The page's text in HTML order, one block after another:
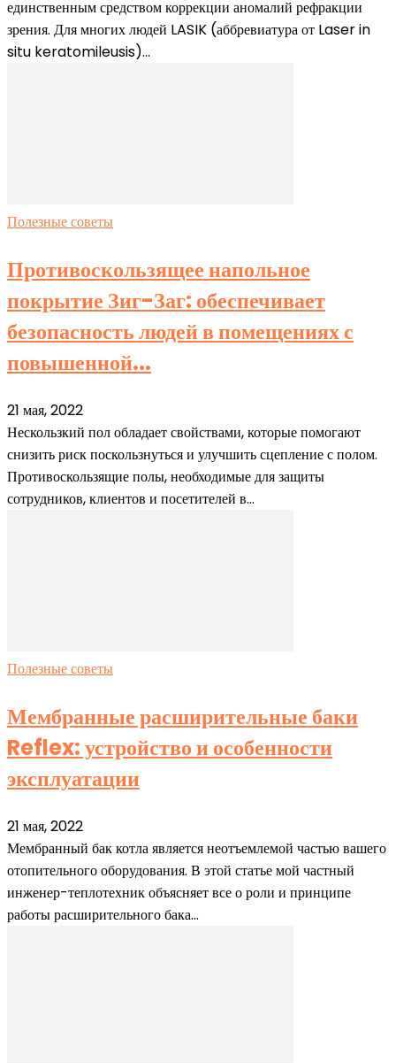
единственным средством коррекции аномалий рефракции
зрения. Для многих людей LASIK (аббревиатура от Laser in
situ keratomileusis)...
Полезные советы
Противоскользящее напольное
покрытие Зиг-Заг: обеспечивает
безопасность людей в помещениях с
повышенной...
21 мая, 2022
Нескользкий пол обладает свойствами, которые помогают
снизить риск поскользнуться и улучшить сцепление с полом.
Противоскользящие полы, необходимые для защиты
сотрудников, клиентов и посетителей в...
Полезные советы
Мембранные расширительные баки
Reflex: устройство и особенности
эксплуатации
21 мая, 2022
Мембранный бак котла является неотъемлемой частью вашего
отопительного оборудования. В этой статье мой частный
инженер-теплотехник объясняет все о роли и принципе
работы расширительного бака...